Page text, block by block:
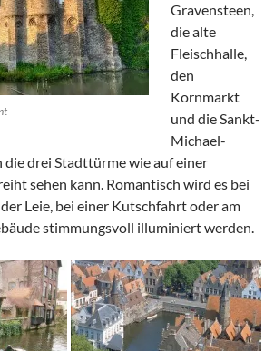
Gravensteen,
die alte
Fleischhalle,
den
Kornmarkt
und die Sankt-
Michael-
die drei Stadttürme wie auf einer
sehen kann. Romantisch wird es bei
Leie, bei einer Kutschfahrt oder am
stimmungsvoll illuminiert werden.